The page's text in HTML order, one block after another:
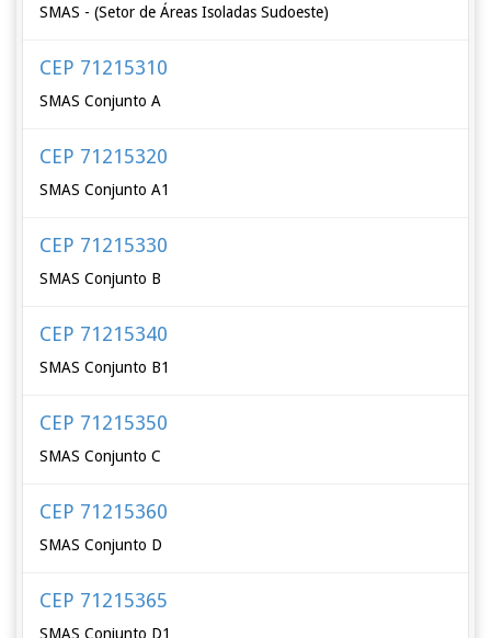
SMAS - (Setor de Áreas Isoladas Sudoeste)
CEP 71215310
SMAS Conjunto A
CEP 71215320
SMAS Conjunto A1
CEP 71215330
SMAS Conjunto B
CEP 71215340
SMAS Conjunto B1
CEP 71215350
SMAS Conjunto C
CEP 71215360
SMAS Conjunto D
CEP 71215365
SMAS Conjunto D1